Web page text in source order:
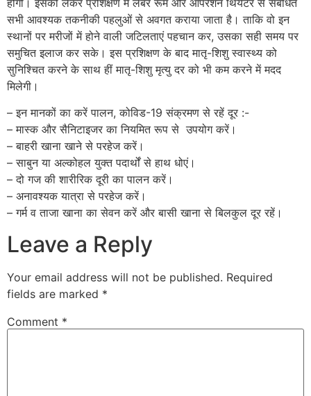
सभी आवश्यक तकनीकी पहलुओं से अवगत कराया जाता है। ताकि वो इन
स्थानों पर मरीजों में होने वाली जटिलताएं पहचान कर, उसका सही समय पर
समुचित इलाज कर सके। इस प्रशिक्षण के बाद मातृ-शिशु स्वास्थ्य को
सुनिश्चित करने के साथ हीं मातृ-शिशु मृत्यु दर को भी कम करने में मदद
मिलेगी।
– इन मानकों का करें पालन, कोविड-19 संक्रमण से रहें दूर :-
– मास्क और सैनिटाइजर का नियमित रूप से उपयोग करें।
– बाहरी खाना खाने से परहेज करें।
– साबुन या अल्कोहल युक्त पदार्थों से हाथ धोएं।
– दो गज की शारीरिक दूरी का पालन करें।
– अनावश्यक यात्रा से परहेज करें।
– गर्म व ताजा खाना का सेवन करें और बासी खाना से बिलकुल दूर रहें।
Leave a Reply
Your email address will not be published. Required
fields are marked *
Comment *